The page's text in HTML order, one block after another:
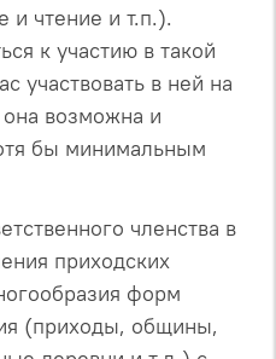
и чтение и т.п.).
к участию в такой
участвовать в ней на
возможна и
бы минимальным
членства в
приходских
форм
(приходы, общины,